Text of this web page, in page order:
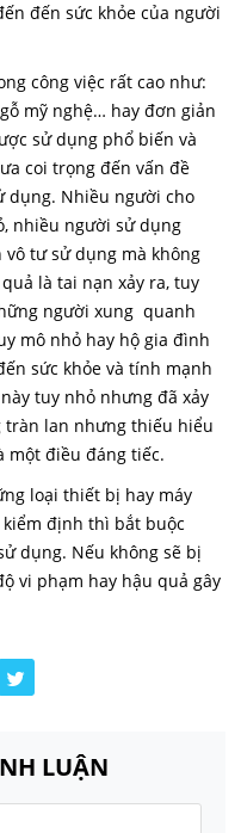
đến sức khỏe của người
công việc rất cao như:
mỹ nghệ… hay đơn giản
sử dụng phổ biến và
coi trọng đến vấn đề
dụng. Nhiều người cho
nhiều người sử dụng
tư sử dụng mà không
là tai nạn xảy ra, tuy
người xung quanh
mô nhỏ hay hộ gia đình
sức khỏe và tính mạnh
tuy nhỏ nhưng đã xảy
lan nhưng thiếu hiểu
một điều đáng tiếc.
loại thiết bị hay máy
định thì bắt buộc
dụng. Nếu không sẽ bị
vi phạm hay hậu quả gây
LUẬN